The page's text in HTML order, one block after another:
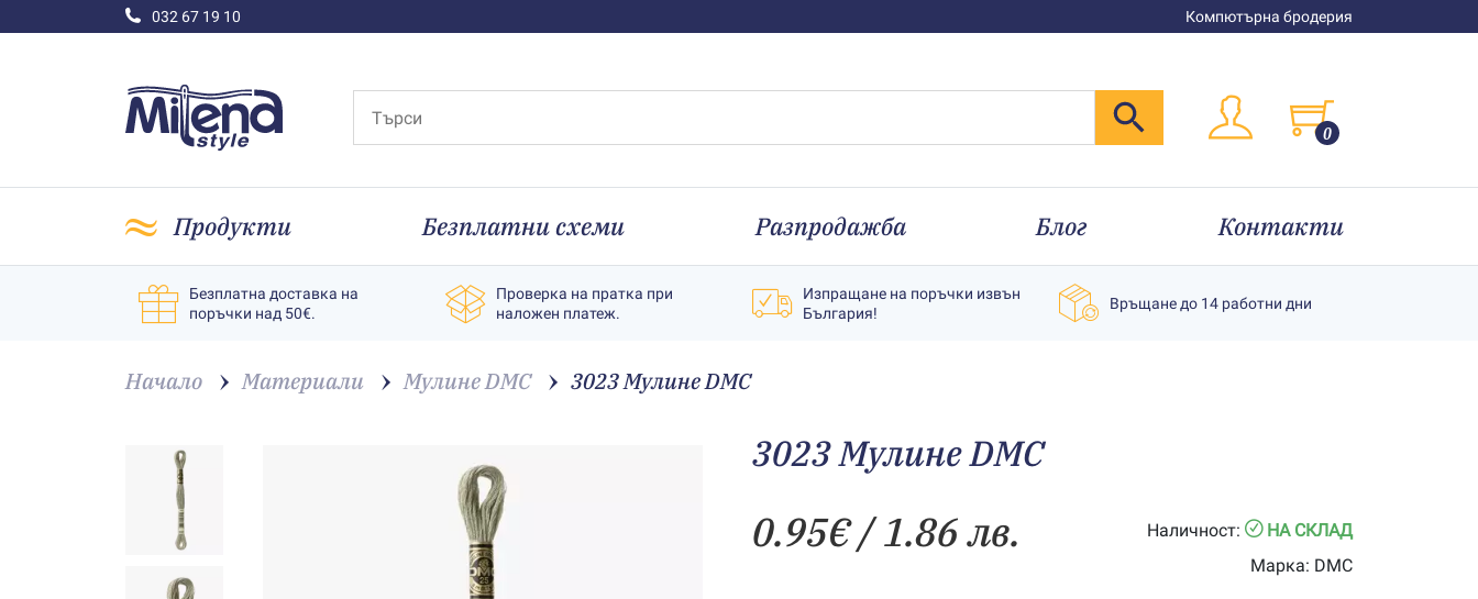
032 67 19 10 Компютърна бродерия
0
Продукти Безплатни схеми Разпродажба Блог Контакти
Безплатна доставка на
поръчки над 50€.
Проверка на пратка при
наложен платеж.
Изпращане на поръчки извън
България!
Връщане до 14 работни дни
Начало Материали Мулине DMC 3023 Мулине DMC
3023 Мулине DMC
0.95€/ 1.86 лв. Наличност:
НА СКЛАД
Марка: DMC